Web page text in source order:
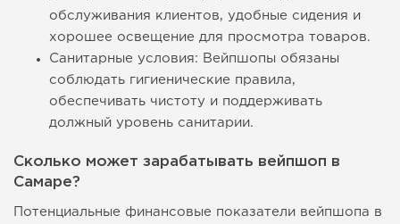
обслуживания клиентов, удобные сидения и
хорошее освещение для просмотра товаров.
Санитарные условия: Вейпшопы обязаны
соблюдать гигиенические правила,
обеспечивать чистоту и поддерживать
должный уровень санитарии.
Сколько может зарабатывать вейпшоп в
Самаре?
Потенциальные финансовые показатели вейпшопа в